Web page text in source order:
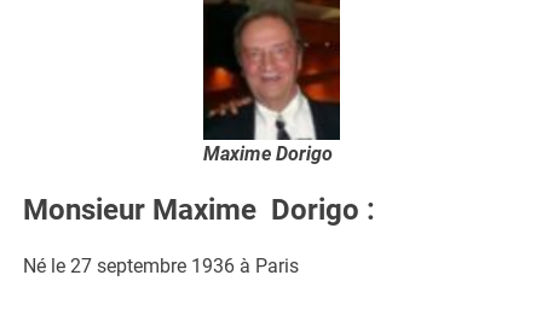
Maxime Dorigo
Monsieur Maxime Dorigo :
Né le 27 septembre 1936 à Paris